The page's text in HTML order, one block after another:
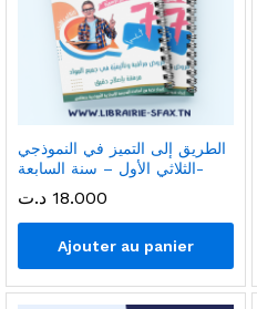
الطريق إلى التميز في النموذجي
-الثلاثي الأول – سنة السابعة
18.000 د.ت
Ajouter au panier